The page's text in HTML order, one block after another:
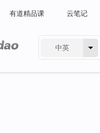
有道精品课 云笔记
中英